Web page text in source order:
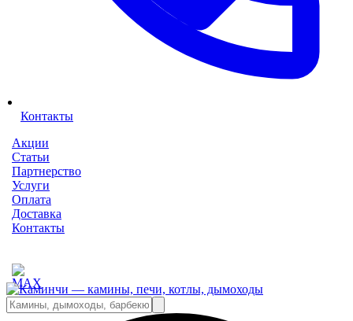
Контакты
Акции
Статьи
Партнерство
Услуги
Оплата
Доставка
Контакты